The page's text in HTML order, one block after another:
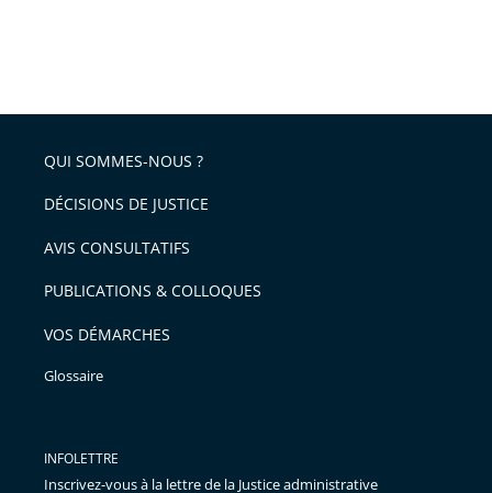
QUI SOMMES-NOUS ?
DÉCISIONS DE JUSTICE
AVIS CONSULTATIFS
PUBLICATIONS & COLLOQUES
VOS DÉMARCHES
Glossaire
INFOLETTRE
Inscrivez-vous à la lettre de la Justice administrative